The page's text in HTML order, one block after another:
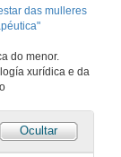
das mulleres
do menor.
xurídica e da
Ocultar
Desarrollo y bienestar de las mujeres víctimas de la violencia de género desde la justicia terapéutica
Análisis del nivel de satisfacción de las mujeres participantes en el estudio